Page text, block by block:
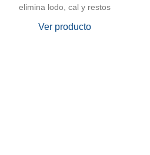
elimina lodo, cal y restos
Ver producto